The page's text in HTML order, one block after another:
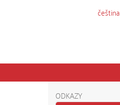
čeština
ODKAZY